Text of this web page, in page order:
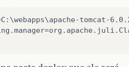
tomcat-